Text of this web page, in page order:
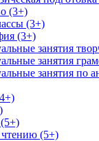
(3+)
(3+)
(3+)
занятия
занятия
занятия по
(5+)